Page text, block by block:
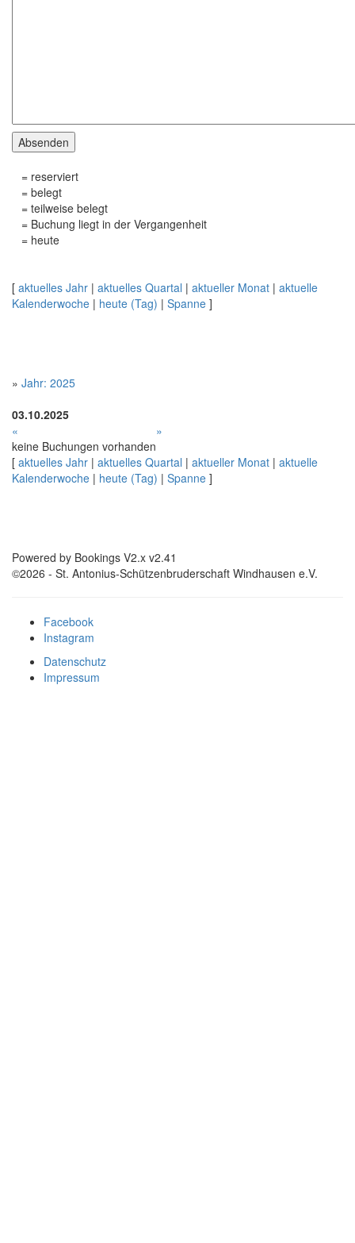
Absenden
= reserviert
= belegt
= teilweise belegt
= Buchung liegt in der Vergangenheit
= heute
[ aktuelles Jahr | aktuelles Quartal | aktueller Monat | aktuelle
Kalenderwoche | heute (Tag) | Spanne ]
» Jahr: 2025
03.10.2025
«
»
keine Buchungen vorhanden
[ aktuelles Jahr | aktuelles Quartal | aktueller Monat | aktuelle
Kalenderwoche | heute (Tag) | Spanne ]
Powered by Bookings V2.x v2.41
©2026 - St. Antonius-Schützenbruderschaft Windhausen e.V.
Facebook
Instagram
Datenschutz
Impressum